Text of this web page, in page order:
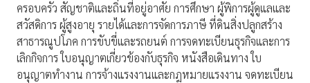
ครอบครัว สัญชาติและถิ่นที่อยู่อาศัย การศึกษา ผู้พิการผู้ดูแลและ
สวัสดิการ ผู้สูงอายุ รายได้และการจัดการภาษี ที่ดินสิ่งปลูกสร้าง
สาธารณูปโภค การขับขี่และรถยนต์ การจดทะเบียนธุรกิจและการ
เลิกกิจการ ใบอนุญาตเกี่ยวข้องกับธุรกิจ หนังสือเดินทาง ใบ
อนุญาตทำงาน การจ้างแรงงานและกฎหมายแรงงาน จดทะเบียน